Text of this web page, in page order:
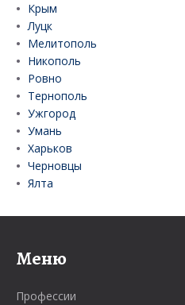
Крым
Луцк
Мелитополь
Никополь
Ровно
Тернополь
Ужгород
Умань
Харьков
Черновцы
Ялта
Меню
Профессии